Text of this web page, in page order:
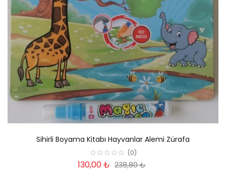
Sihirli Boyama Kitabı Hayvanlar Alemi Zürafa
(0)
130,00 ₺ 238,80 ₺